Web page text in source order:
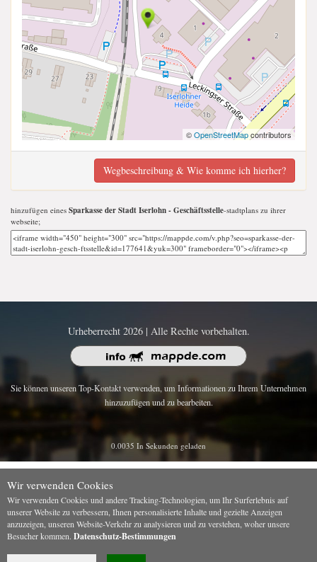
©OpenStreetMapcontributors
Wegbeschreibung & Wie komme ich hierher?
hinzufügen eines Sparkasse der Stadt Iserlohn - Geschäftsstelle-stadtplans zu ihrer
webseite;
Urheberrecht 2026 | Alle Rechte vorbehalten.
Sie können unseren Top-Kontakt verwenden, um Informationen zu Ihrem Unternehmen
hinzuzufügen und zu bearbeiten.
0.0035 In Sekunden geladen
Wir verwenden Cookies
Wir verwenden Cookies und andere Tracking-Technologien, um Ihr Surferlebnis auf
unserer Website zu verbessern, Ihnen personalisierte Inhalte und gezielte Anzeigen
anzuzeigen, unseren Website-Verkehr zu analysieren und zu verstehen, woher unsere
Besucher kommen. Datenschutz-Bestimmungen